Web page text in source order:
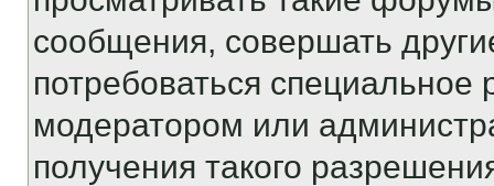
сообщения, совершать
потребоваться
модератором или
получения такого